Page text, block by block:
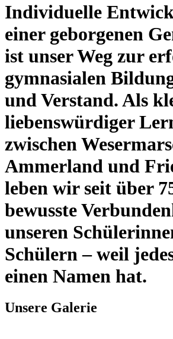
Individuelle
einer geborgenen
ist unser Weg zur
gymnasialen
und Verstand. Als
liebenswürdiger
zwischen
Ammerland und
leben wir seit über
bewusste
unseren
Schülern – weil
einen Namen hat.
Unsere Galerie